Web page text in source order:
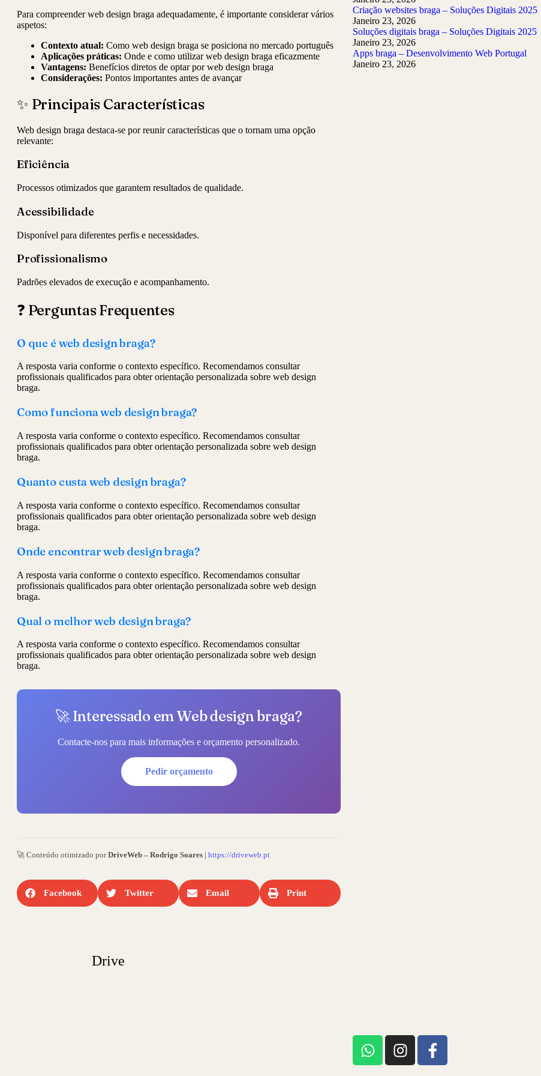
Para compreender web design braga adequadamente, é importante considerar vários
aspetos:
Contexto atual: Como web design braga se posiciona no mercado português
Aplicações práticas: Onde e como utilizar web design braga eficazmente
Vantagens: Benefícios diretos de optar por web design braga
Considerações: Pontos importantes antes de avançar
✨ Principais Características
Web design braga destaca-se por reunir características que o tornam uma opção
relevante:
Eficiência
Processos otimizados que garantem resultados de qualidade.
Acessibilidade
Disponível para diferentes perfis e necessidades.
Profissionalismo
Padrões elevados de execução e acompanhamento.
❓ Perguntas Frequentes
O que é web design braga?
A resposta varia conforme o contexto específico. Recomendamos consultar
profissionais qualificados para obter orientação personalizada sobre web design
braga.
Como funciona web design braga?
A resposta varia conforme o contexto específico. Recomendamos consultar
profissionais qualificados para obter orientação personalizada sobre web design
braga.
Quanto custa web design braga?
A resposta varia conforme o contexto específico. Recomendamos consultar
profissionais qualificados para obter orientação personalizada sobre web design
braga.
Onde encontrar web design braga?
A resposta varia conforme o contexto específico. Recomendamos consultar
profissionais qualificados para obter orientação personalizada sobre web design
braga.
Qual o melhor web design braga?
A resposta varia conforme o contexto específico. Recomendamos consultar
profissionais qualificados para obter orientação personalizada sobre web design
braga.
🚀 Interessado em Web design braga?
Contacte-nos para mais informações e orçamento personalizado.
Pedir orçamento
🚀 Conteúdo otimizado porDriveWeb – Rodrigo Soares | https://driveweb.pt
Facebook Twitter Email Print
Drive
Criação websites braga – Soluções Digitais 2025
Janeiro 23, 2026
Soluções digitais braga – Soluções Digitais 2025
Janeiro 23, 2026
Apps braga – Desenvolvimento Web Portugal
Janeiro 23, 2026